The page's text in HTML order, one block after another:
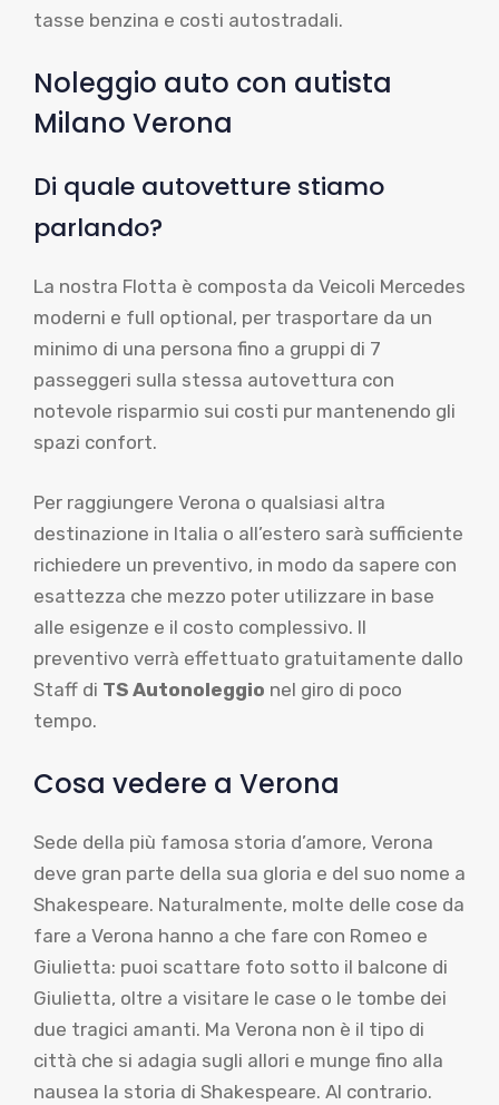
tasse benzina e costi autostradali.
Noleggio auto con autista
Milano Verona
Di quale autovetture stiamo
parlando?
La nostra Flotta è composta da Veicoli Mercedes
moderni e full optional, per trasportare da un
minimo di una persona fino a gruppi di 7
passeggeri sulla stessa autovettura con
notevole risparmio sui costi pur mantenendo gli
spazi confort.
Per raggiungere Verona o qualsiasi altra
destinazione in Italia o all’estero sarà sufficiente
richiedere un preventivo, in modo da sapere con
esattezza che mezzo poter utilizzare in base
alle esigenze e il costo complessivo. Il
preventivo verrà effettuato gratuitamente dallo
Staff di TS Autonoleggio nel giro di poco
tempo.
Cosa vedere a Verona
Sede della più famosa storia d’amore, Verona
deve gran parte della sua gloria e del suo nome a
Shakespeare. Naturalmente, molte delle cose da
fare a Verona hanno a che fare con Romeo e
Giulietta: puoi scattare foto sotto il balcone di
Giulietta, oltre a visitare le case o le tombe dei
due tragici amanti. Ma Verona non è il tipo di
città che si adagia sugli allori e munge fino alla
nausea la storia di Shakespeare. Al contrario.